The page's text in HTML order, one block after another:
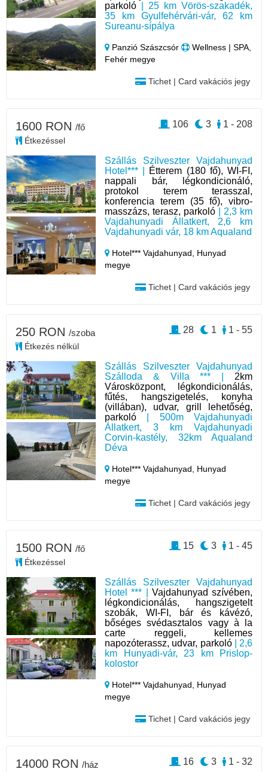
parkoló | 25 km Vörös-szakadék,
35 km Gyulfehérvári-vár, 62 km
Sureanu-sípálya
Panzió Szászcsór
Wellness | SPA,
Fehér megye
Tichet | Card vakációs jegy
Szállás Szilveszter Vajdahunyad
Hotel*** | Étterem (180 fő), WI-FI,
nappali bár, légkondicionáló,
protokol terem terasszal,
konferencia terem (35 fő), vibro-
masszázs, terasz, parkoló | 2,3 km
Vajdahunyadi Állatkert, 2,6 km
Vajdahunyadi vár, 18 km Aqualand
Hotel*** Vajdahunyad, Hunyad
megye
Tichet | Card vakációs jegy
1600 RON /fő
Étkezéssel
1 - 208
3
106
Szállás Szilveszter Vajdahunyad
Szálloda & Villa *** | 2km
Városközpont, légkondicionálás,
fűtés, hangszigetelés, konyha
(villában), udvar, grill lehetőség,
parkoló | 500m Vajdahunyadi
Állatkert, 3 km Vajdahunyadi
Corvin-kastély, 32km Aqualand
Déva
Hotel*** Vajdahunyad, Hunyad
megye
Tichet | Card vakációs jegy
250 RON /szoba
Étkezés nélkül
1 - 55
1
28
Szállás Szilveszter Vajdahunyad
Hotel *** | Vajdahunyad szívében,
légkondicionálás, hangszigetelt
szobák, WI-FI, bár és kávézó,
bőséges svédasztalos vagy à la
carte reggeli, kellemes
napozóterassz, udvar, parkoló| 2,6
km Hunyadi-vár, 23 km Prislop-
kolostor
Hotel*** Vajdahunyad, Hunyad
megye
Tichet | Card vakációs jegy
1500 RON /fő
Étkezéssel
1 - 45
3
15
14000 RON /ház 1 - 32
3
16